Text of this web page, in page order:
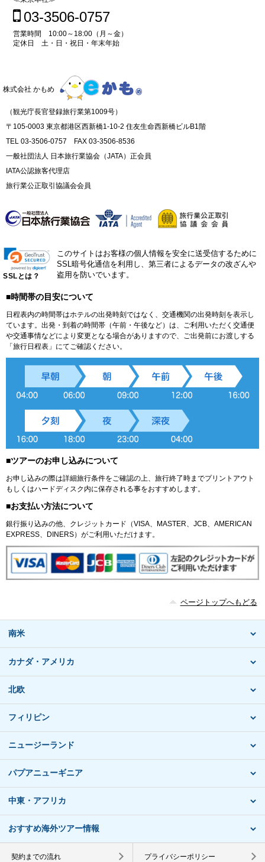
03-3506-0757
営業時間 10:00～18:00（月～金）
定休日 土・日・祝日・年末年始
株式会社 かもめ
（観光庁長官登録旅行業第1009号）
〒105-0003 東京都港区西新橋1-10-2 住友生命西新橋ビルB1階
TEL 03-3506-0757 FAX 03-3506-8536
一般社団法人 日本旅行業協会（JATA）正会員
IATA公認旅客代理店
旅行業公正取引協議会会員
SSLとは？
このサイトはお客様の個人情報を安全に送受信するために
SSL暗号化通信を利用し、第三者によるデータの改ざんや
盗用を防いでいます。
■時間帯の目安について
日程表内の時間帯はホテルの出発時刻ではなく、交通機関の出発時刻を表示し
ています。出発・到着の時間帯（午前・午後など）は、ご利用いただく交通便
や交通事情などにより変更となる場合がありますので、ご出発前にお渡しする
「旅行日程表」にてご確認ください。
■ツアーのお申し込みについて
お申し込みの際は詳細旅行条件をご確認の上、旅行終了時までプリントアウト
もしくはハードディスク内に保存される事をおすすめします。
■お支払い方法について
銀行振り込みの他、クレジットカード（VISA、MASTER、JCB、AMERICAN
EXPRESS、DINERS）がご利用いただけます。
ページトップへもどる
南米
カナダ・アメリカ
北欧
フィリピン
ニュージーランド
パプアニューギニア
中東・アフリカ
おすすめ海外ツアー情報
契約までの流れ プライバシーポリシー